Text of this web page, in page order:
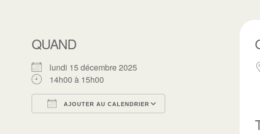
QUAND
lundi 15 décembre 2025
14h00 à 15h00
AJOUTER AU CALENDRIER